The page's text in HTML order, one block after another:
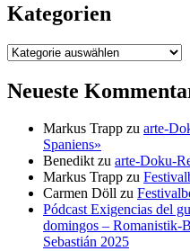
Kategorien
Kategorien
Neueste
Markus Trapp zu arte-
Spaniens»
Benediktzu arte-Doku-
Markus Trapp zu
Carmen Döll zu
Pódcast Exigencias del
domingos – Romanistik-
Sebastián 2025